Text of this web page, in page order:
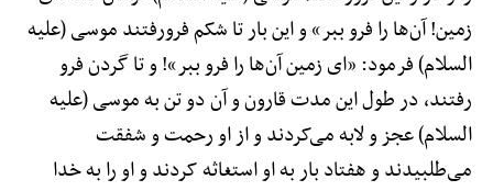
زمین! آن‌ها را فرو ببر» و این بار تا شکم فرورفتند موسی (علیه
السلام) فرمود: «ای زمین آن‌ها را فرو ببر»! و تا گردن فرو
رفتند، در طول این مدت قارون و آن دو تن به موسی (علیه
السلام) عجز و لابه می‌کردند و از او رحمت و شفقت
می‌طلبیدند و هفتاد بار به او استغاثه کردند و او را به خدا